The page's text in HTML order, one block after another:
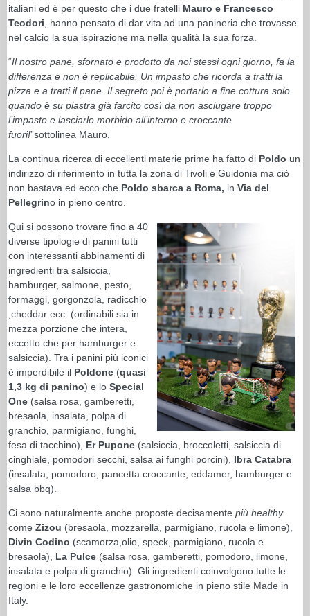
italiani ed è per questo che i due fratelli Mauro e Francesco
Teodori , hanno pensato di dar vita ad una panineria che trovasse
nel calcio la sua ispirazione ma nella qualità la sua forza.
“Il nostro pane, sfornato e prodotto da noi stessi ogni giorno, fa la
differenza e non è replicabile. Un impasto che ricorda a tratti la
pizza e a tratti il pane. Il segreto poi è portarlo a fine cottura solo
quando è su piastra già farcito così da non asciugare troppo
l’impasto e lasciarlo morbido all’interno e croccante
fuori!”sottolinea Mauro.
La continua ricerca di eccellenti materie prime ha fatto di Poldo un
indirizzo di riferimento in tutta la zona di Tivoli e Guidonia ma ciò
non bastava ed ecco che Poldo sbarca a Roma, in Via del
Pellegrino in pieno centro.
Qui si possono trovare fino a 40
diverse tipologie di panini tutti
con interessanti abbinamenti di
ingredienti tra salsiccia,
hamburger, salmone, pesto,
formaggi, gorgonzola, radicchio
,cheddar ecc. (ordinabili sia in
mezza porzione che intera,
eccetto che per hamburger e
salsiccia). Tra i panini più iconici
è imperdibile il Poldone (quasi
1,3 kg di panino) e lo Special
One (salsa rosa, gamberetti,
bresaola, insalata, polpa di
granchio, parmigiano, funghi,
fesa di tacchino), Er Pupone (salsiccia, broccoletti, salsiccia di
cinghiale, pomodori secchi, salsa ai funghi porcini), Ibra Catabra
(insalata, pomodoro, pancetta croccante, eddamer, hamburger e
salsa bbq).
Ci sono naturalmente anche proposte decisamente più healthy
come Zizou (bresaola, mozzarella, parmigiano, rucola e limone),
Divin Codino (scamorza,olio, speck, parmigiano, rucola e
bresaola), La Pulce (salsa rosa, gamberetti, pomodoro, limone,
insalata e polpa di granchio). Gli ingredienti coinvolgono tutte le
regioni e le loro eccellenze gastronomiche in pieno stile Made in
Italy.